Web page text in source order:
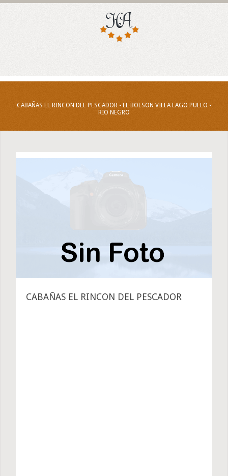
CABAÑAS EL RINCON DEL PESCADOR - EL BOLSON VILLA LAGO PUELO -
RIO NEGRO
CABAÑAS EL RINCON DEL PESCADOR